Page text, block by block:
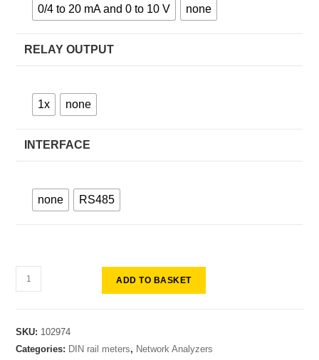
0/4 to 20 mA and 0 to 10 V none
RELAY OUTPUT
1x none
INTERFACE
none RS485
ADD TO BASKET
SKU: 102974
Categories: DIN rail meters, Network Analyzers